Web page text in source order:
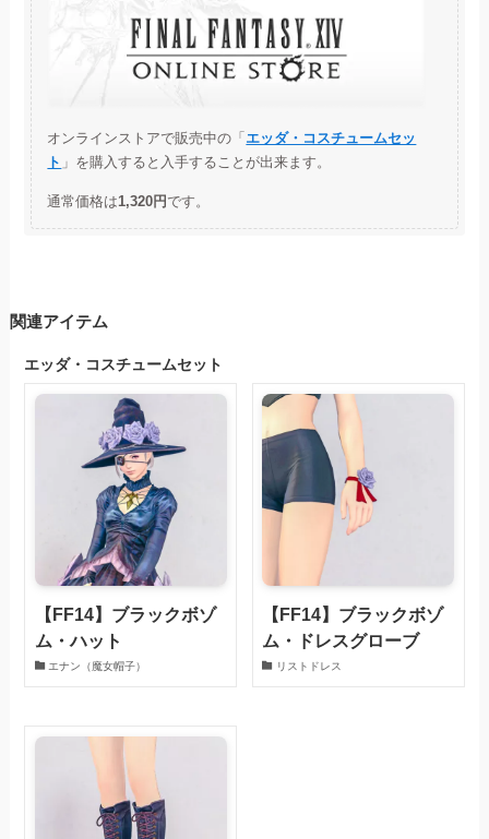
オンラインストアで販売中の「 エッダ・コスチュームセッ
ト 」を購入すると入手することが出来ます。
通常価格は1,320円 です。
関連アイテム
エッダ・コスチュームセット
【FF14】ブラックボゾ
ム・ハット
エナン（魔女帽子）
【FF14】ブラックボゾ
ム・ドレスグローブ
リストドレス